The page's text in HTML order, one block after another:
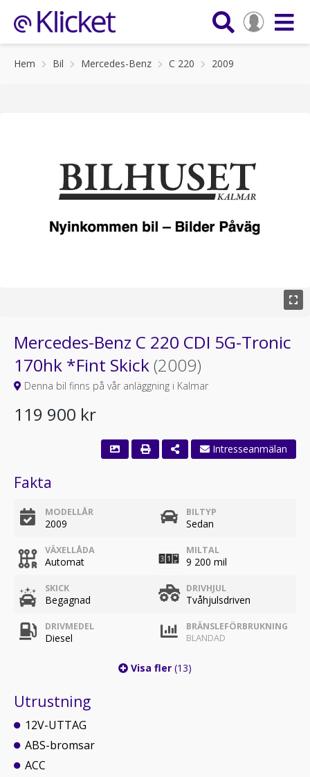
Hem Bil Mercedes-Benz C 220 2009
Mercedes-Benz C 220 CDI 5G-Tronic
170hk *Fint Skick(2009)
Denna bil finns på vår anläggning i Kalmar
119 900 kr
Intresseanmälan
Fakta
MODELLÅR
2009
BILTYP
Sedan
VÄXELLÅDA
Automat
MILTAL
9 200 mil
SKICK
Begagnad
DRIVHJUL
Tvåhjulsdriven
DRIVMEDEL
Diesel
BRÄNSLEFÖRBRUKNING
BLANDAD
Visa fler (13)
Utrustning
12V-UTTAG
ABS-bromsar
ACC